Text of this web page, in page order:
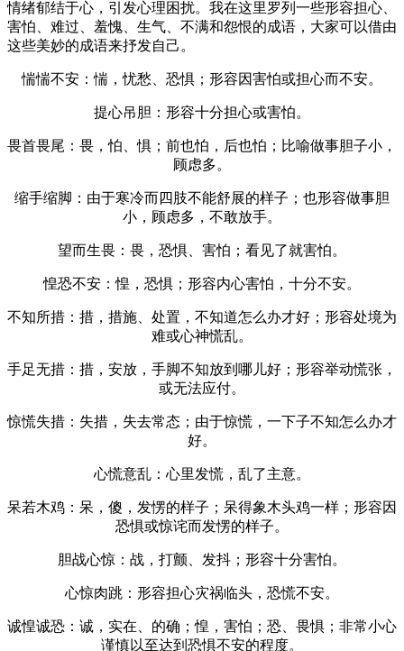
情绪郁结于心，引发心理困扰。我在这里罗列一些形容担心、
害怕、难过、羞愧、生气、不满和怨恨的成语，大家可以借由
这些美妙的成语来抒发自己。
惴惴不安：惴，忧愁、恐惧；形容因害怕或担心而不安。
提心吊胆：形容十分担心或害怕。
畏首畏尾：畏，怕、惧；前也怕，后也怕；比喻做事胆子小，
顾虑多。
缩手缩脚：由于寒冷而四肢不能舒展的样子；也形容做事胆
小，顾虑多，不敢放手。
望而生畏：畏，恐惧、害怕；看见了就害怕。
惶恐不安：惶，恐惧；形容内心害怕，十分不安。
不知所措：措，措施、处置，不知道怎么办才好；形容处境为
难或心神慌乱。
手足无措：措，安放，手脚不知放到哪儿好；形容举动慌张，
或无法应付。
惊慌失措：失措，失去常态；由于惊慌，一下子不知怎么办才
好。
心慌意乱：心里发慌，乱了主意。
呆若木鸡：呆，傻，发愣的样子；呆得象木头鸡一样；形容因
恐惧或惊诧而发愣的样子。
胆战心惊：战，打颤、发抖；形容十分害怕。
心惊肉跳：形容担心灾祸临头，恐慌不安。
诚惶诚恐：诚，实在、的确；惶，害怕；恐、畏惧；非常小心
谨慎以至达到恐惧不安的程度。